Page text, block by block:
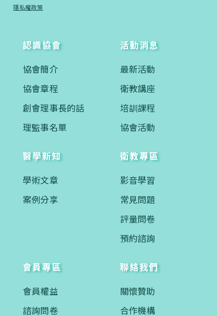
隱私權政策
認識協會
協會簡介
協會章程
創會理事長的話
理監事名單
活動消息
最新活動
衛教講座
培訓課程
協會活動
醫學新知
學術文章
案例分享
衛教專區
影音學習
常見問題
評量問卷
預約諮詢
會員專區
會員權益
諮詢問卷
聯絡我們
關懷贊助
合作機構